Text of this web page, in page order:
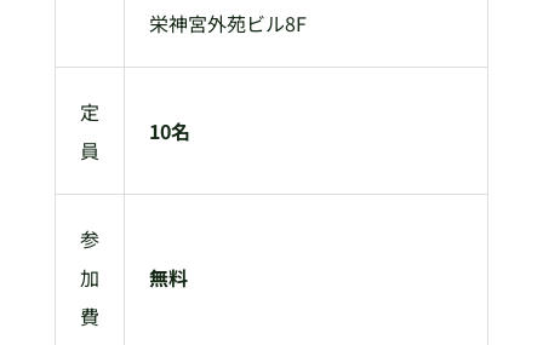
栄神宮外苑ビル8F
定
員
10名
参
加
費
無料